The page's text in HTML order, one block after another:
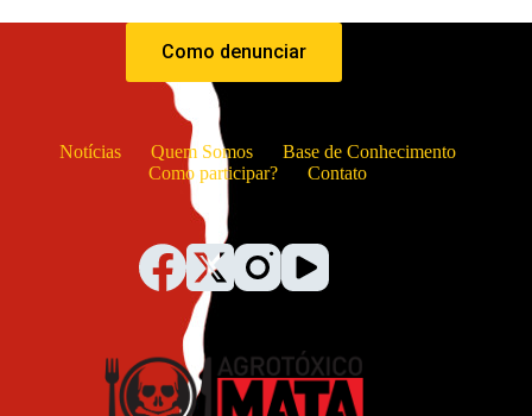
Como denunciar
Notícias Quem Somos
Base de Conhecimento
Como participar?
Contato